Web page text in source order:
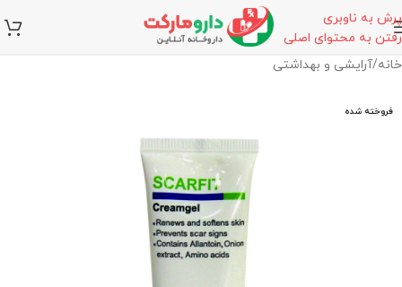
پرش به ناوبری
رفتن به محتوای اصلی
خانه/آرایشی و بهداشتی
فروخته شده